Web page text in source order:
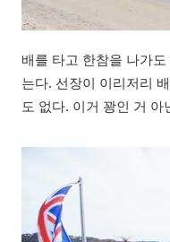
배를 타고 한참을 나가
는다. 선장이 이리저리
도 없다. 이거 꽝인 거 아